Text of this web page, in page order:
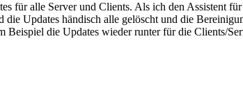
für alle Server und Clients. Als ich den Assistent
die Updates händisch alle gelöscht und die
Beispiel die Updates wieder runter für die Clients/